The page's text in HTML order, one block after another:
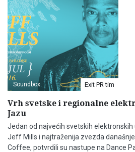
Soundbox Exit PR tim
Vrh svetske i regionalne
Jazu
Jedan od najvećih svetskih
Jeff Mills i najtraženija zvezda
Coffee, potvrdili su nastupe na Dance